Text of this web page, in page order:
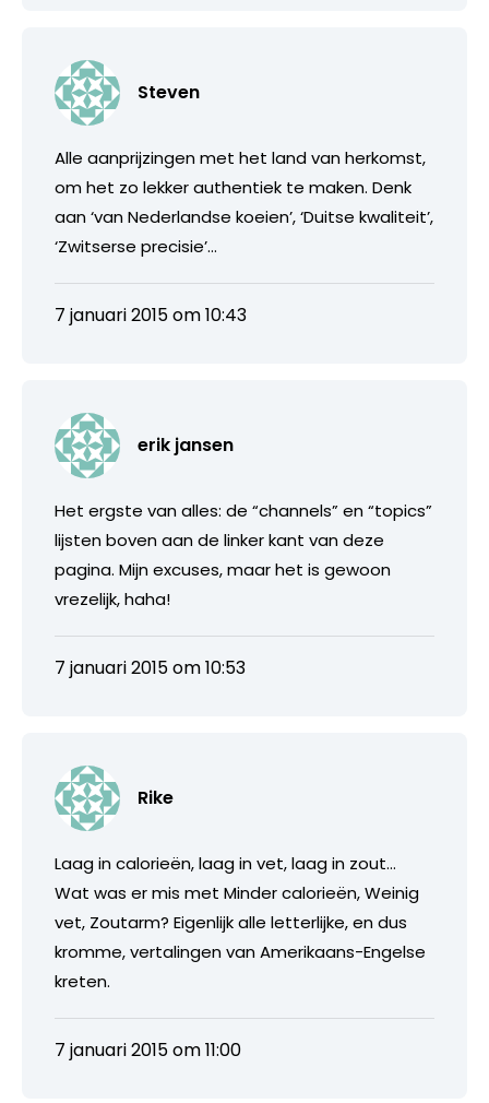
Steven
Alle aanprijzingen met het land van herkomst,
om het zo lekker authentiek te maken. Denk
aan ‘van Nederlandse koeien’, ‘Duitse kwaliteit’,
‘Zwitserse precisie’…
7 januari 2015 om 10:43
erik jansen
Het ergste van alles: de “channels” en “topics”
lijsten boven aan de linker kant van deze
pagina. Mijn excuses, maar het is gewoon
vrezelijk, haha!
7 januari 2015 om 10:53
Rike
Laag in calorieën, laag in vet, laag in zout…
Wat was er mis met Minder calorieën, Weinig
vet, Zoutarm? Eigenlijk alle letterlijke, en dus
kromme, vertalingen van Amerikaans-Engelse
kreten.
7 januari 2015 om 11:00